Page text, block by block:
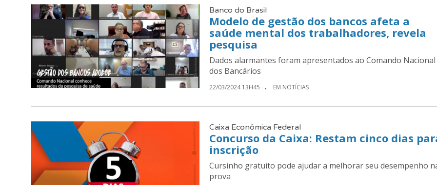
Banco do Brasil
Modelo de gestão dos bancos afeta a
saúde mental dos trabalhadores, revela
pesquisa
Dados alarmantes foram apresentados ao Comando Nacional
dos Bancários
22/03/2024 13H45 EM NOTÍCIAS
Caixa Econômica Federal
Concurso da Caixa: Restam cinco dias
inscrição
Cursinho gratuito pode ajudar a melhorar seu desempenho
prova